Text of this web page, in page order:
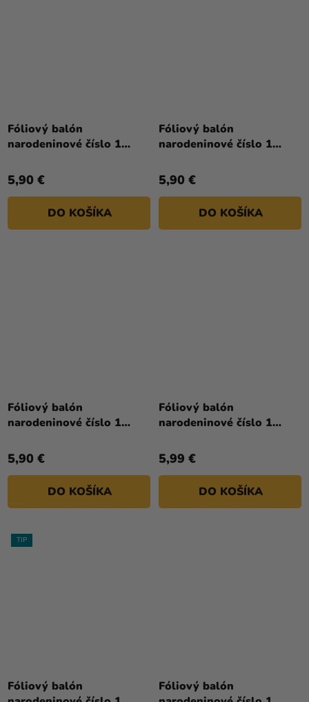
Fóliový balón
narodeninové číslo 1
5,90 €
DO KOŠÍKA
Fóliový balón
narodeninové číslo 1
5,90 €
DO KOŠÍKA
Fóliový balón
narodeninové číslo 1
5,90 €
DO KOŠÍKA
Fóliový balón
narodeninové číslo 1
100 cm
5,99 €
DO KOŠÍKA
TIP
Fóliový balón
Fóliový balón